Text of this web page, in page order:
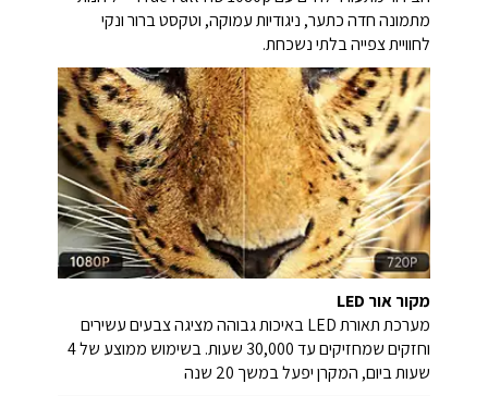
מתמונה חדה כתער, ניגודיות עמוקה, וטקסט ברור ונקי
לחוויית צפייה בלתי נשכחת.
מקור אור LED
מערכת תאורת LED באיכות גבוהה מציגה צבעים עשירים
וחזקים שמחזיקים עד 30,000 שעות. בשימוש ממוצע של 4
שעות ביום, המקרן יפעל במשך 20 שנה